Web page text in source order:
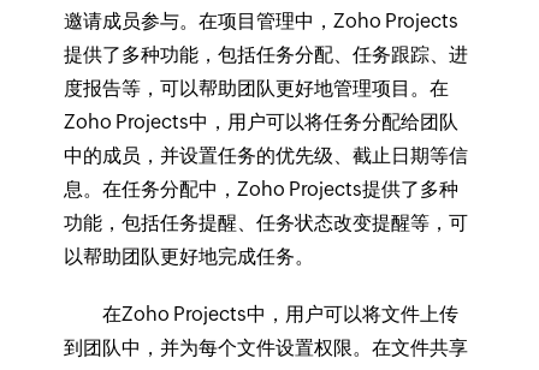
邀请成员参与。在项目管理中，Zoho Projects
提供了多种功能，包括任务分配、任务跟踪、进
度报告等，可以帮助团队更好地管理项目。在
Zoho Projects中，用户可以将任务分配给团队
中的成员，并设置任务的优先级、截止日期等信
息。在任务分配中，Zoho Projects提供了多种
功能，包括任务提醒、任务状态改变提醒等，可
以帮助团队更好地完成任务。
在Zoho Projects中，用户可以将文件上传
到团队中，并为每个文件设置权限。在文件共享